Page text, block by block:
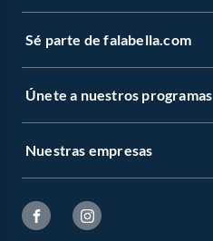
Vans
Umbro
Caterpillar
Vizzano
Aldo
Power
Sé parte de falabella.com
Únete a nuestros programas
Nuestras empresas